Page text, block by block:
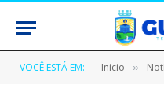
VOCÊ ESTÁ EM: Inicio »